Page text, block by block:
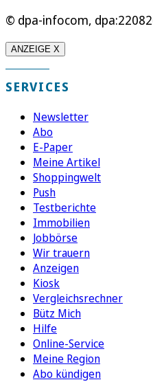
© dpa-infocom,
ANZEIGE X
SERVICES
Newsletter
Abo
E-Paper
Meine Artikel
Shoppingwelt
Push
Testberichte
Immobilien
Jobbörse
Wir trauern
Anzeigen
Kiosk
Vergleichsrechner
Bütz Mich
Hilfe
Online-Service
Meine Region
Abo kündigen